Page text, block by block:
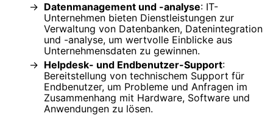
Datenmanagement und -analyse: IT-
Unternehmen bieten Dienstleistungen zur
Verwaltung von Datenbanken, Datenintegration
und -analyse, um wertvolle Einblicke aus
Unternehmensdaten zu gewinnen.
Helpdesk- und Endbenutzer-Support:
Bereitstellung von technischem Support für
Endbenutzer, um Probleme und Anfragen im
Zusammenhang mit Hardware, Software und
Anwendungen zu lösen.